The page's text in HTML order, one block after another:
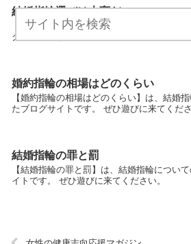
結婚指輪選びは大変だ
【結婚指輪選びは大変だ】は、結婚指輪に
グサイトです。 ぜひ遊びに来てください。
婚約指輪の相場はどのくらい
【婚約指輪の相場はどのくらい】は、結婚
たブログサイトです。 ぜひ遊びに来てくださ
結婚指輪の罪と罰
【結婚指輪の罪と罰】は、結婚指輪につい
イトです。 ぜひ遊びに来てください。